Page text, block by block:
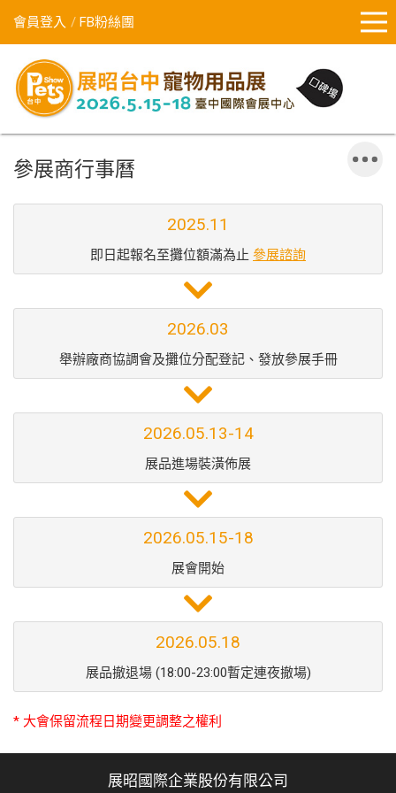
會員登入 FB粉絲團
參展商行事曆
2025.11
即日起報名至攤位額滿為止 參展諮詢
2026.03
舉辦廠商協調會及攤位分配登記、發放參展手冊
2026.05.13-14
展品進場裝潢佈展
2026.05.15-18
展會開始
2026.05.18
展品撤退場 (18:00-23:00暫定連夜撤場)
* 大會保留流程日期變更調整之權利
展昭國際企業股份有限公司